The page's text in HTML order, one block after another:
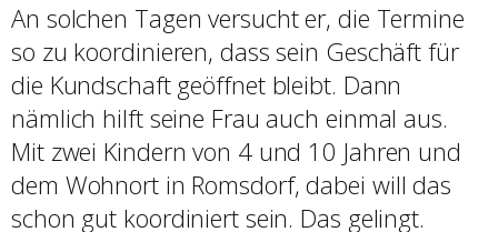
An solchen Tagen versucht er, die Termine
so zu koordinieren, dass sein Geschäft für
die Kundschaft geöffnet bleibt. Dann
nämlich hilft seine Frau auch einmal aus.
Mit zwei Kindern von 4 und 10 Jahren und
dem Wohnort in Romsdorf, dabei will das
schon gut koordiniert sein. Das gelingt.